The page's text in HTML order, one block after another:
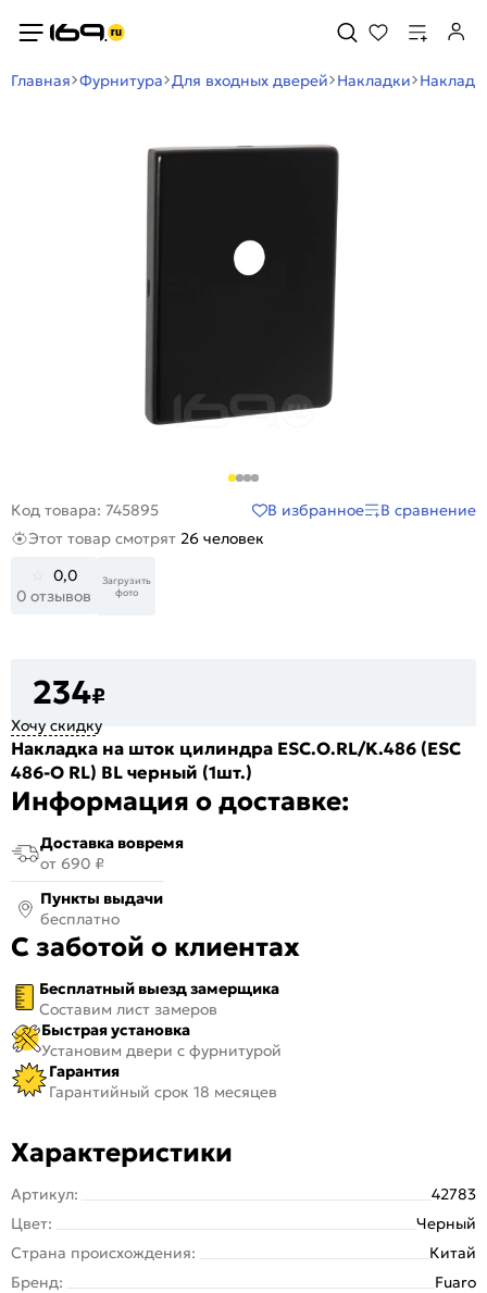
Главная Фурнитура Для входных дверей Накладки
Код товара: 745895 В избранное
В сравнение
Этот товар смотрят 26 человек
0,0
0 отзывов
Загрузить
фото
234₽
Хочу скидку
Накладка на шток цилиндра ESC.O.RL/K.486 (ESC
486-O RL) BL черный (1шт.)
Информация о доставке:
Доставка вовремя
от 690 ₽
Пункты выдачи
бесплатно
С заботой о клиентах
Бесплатный выезд замерщика
Составим лист замеров
Быстрая установка
Установим двери с фурнитурой
Гарантия
Гарантийный срок 18 месяцев
Характеристики
Артикул:
42783
Цвет:
Черный
Страна происхождения:
Китай
Бренд:
Fuaro